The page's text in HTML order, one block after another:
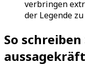
verbringen
der Legende
So schreiben